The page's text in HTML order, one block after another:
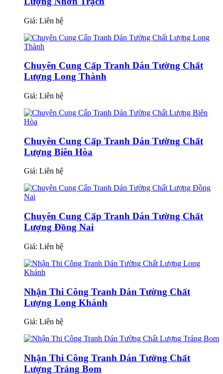
Giá: Liên hệ
Chuyên Cung Cấp Tranh Dán Tường Chất
Lượng Long Thành
Giá: Liên hệ
Chuyên Cung Cấp Tranh Dán Tường Chất
Lượng Biên Hòa
Giá: Liên hệ
Chuyên Cung Cấp Tranh Dán Tường Chất
Lượng Đồng Nai
Giá: Liên hệ
Nhận Thi Công Tranh Dán Tường Chất
Lượng Long Khánh
Giá: Liên hệ
Nhận Thi Công Tranh Dán Tường Chất
Lượng Trảng Bom